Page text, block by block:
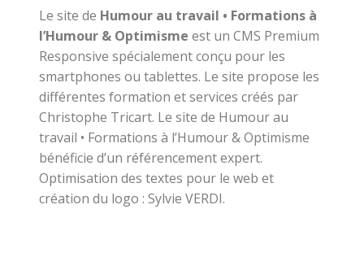
Le site de Humour au travail • Formations à
l’Humour & Optimisme est un CMS Premium
Responsive spécialement conçu pour les
smartphones ou tablettes. Le site propose les
différentes formation et services créés par
Christophe Tricart. Le site de Humour au
travail • Formations à l’Humour & Optimisme
bénéficie d’un référencement expert.
Optimisation des textes pour le web et
création du logo : Sylvie VERDI.